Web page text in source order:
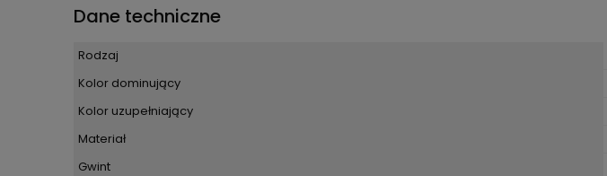
Dane techniczne
Rodzaj
Kolor dominujący
Kolor uzupełniający
Materiał
Gwint